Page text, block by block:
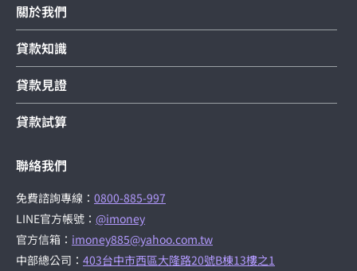
關於我們
貸款知識
貸款見證
貸款試算
聯絡我們
免費諮詢專線： 0800-885-997
LINE官方帳號： @imoney
官方信箱： imoney885@yahoo.com.tw
中部總公司： 403台中市西區大隆路20號B棟13樓之1